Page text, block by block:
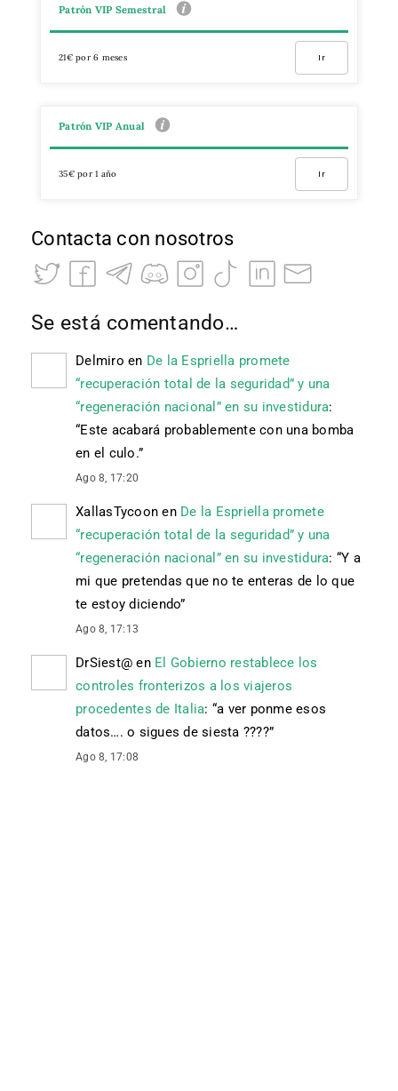
Patrón VIP Semestral
21€ por 6 meses Ir
Patrón VIP Anual
35€ por 1 año Ir
Contacta con nosotros
Se está comentando…
Delmiro en De la Espriella promete
“recuperación total de la seguridad” y una
“regeneración nacional” en su investidura:
“Este acabará probablemente con una bomba
en el culo.”
Ago 8, 17:20
XallasTycoon en De la Espriella promete
“recuperación total de la seguridad” y una
“regeneración nacional” en su investidura: “Y a
mi que pretendas que no te enteras de lo que
te estoy diciendo”
Ago 8, 17:13
DrSiest@ en El Gobierno restablece los
controles fronterizos a los viajeros
procedentes de Italia: “a ver ponme esos
datos…. o sigues de siesta ????”
Ago 8, 17:08